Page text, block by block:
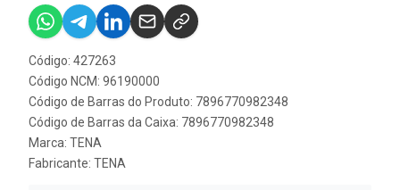
Código: 427263
Código NCM: 96190000
Código de Barras do Produto: 7896770982348
Código de Barras da Caixa: 7896770982348
Marca: TENA
Fabricante: TENA